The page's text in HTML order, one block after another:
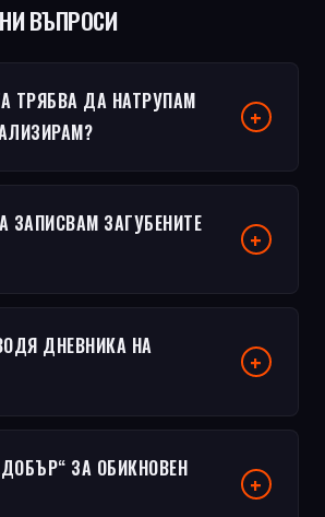
ВЪПРОСИ
ТРЯБВА ДА НАТРУПАМ
ЗАПИСВАМ ЗАГУБЕНИТЕ
ДНЕВНИКА НА
ЗА ОБИКНОВЕН